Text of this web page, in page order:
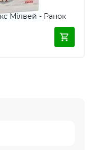
Мілвей - Ранок